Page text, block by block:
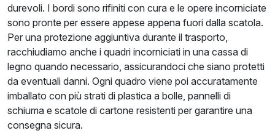
durevoli. I bordi sono rifiniti con cura e le opere incorniciate
sono pronte per essere appese appena fuori dalla scatola.
Per una protezione aggiuntiva durante il trasporto,
racchiudiamo anche i quadri incorniciati in una cassa di
legno quando necessario, assicurandoci che siano protetti
da eventuali danni. Ogni quadro viene poi accuratamente
imballato con più strati di plastica a bolle, pannelli di
schiuma e scatole di cartone resistenti per garantire una
consegna sicura.